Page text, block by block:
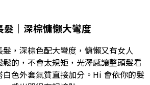
髮｜深棕慵懶大彎度
，深棕色配大彎度，慵懶又有女人
的，不會太規矩，光澤感讓整頭髮看
色外套氣質直接加分。Hi 會依你的髮